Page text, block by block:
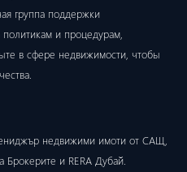
группа поддержки
и процедурам,
в сфере недвижимости, чтобы
недвижими имоти от САЩ,
Брокерите и RERA Дубай.